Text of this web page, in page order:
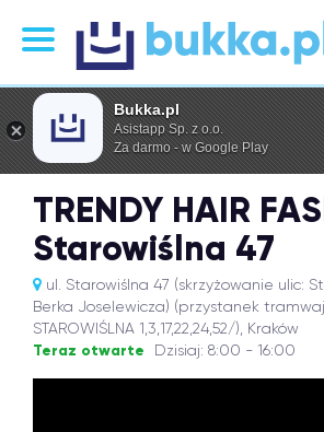
TRENDY HAIR
Starowiślna 47
ul. Starowiślna 47 (skrzyżowanie ulic:
Berka Joselewicza) (przystanek
STAROWIŚLNA 1,3,17,22,24,52/), Kraków
Teraz otwarte Dzisiaj: 8:00 - 16:00
Bukka.pl
Asistapp Sp. z o.o.
Za darmo - w Google Play